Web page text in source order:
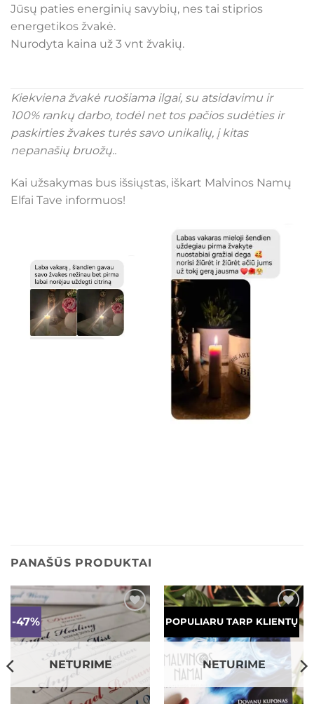
Jūsų paties energinių savybių, nes tai stiprios
energetikos žvakė.
Nurodyta kaina už 3 vnt žvakių.
Kiekviena žvakė ruošiama ilgai, su atsidavimu ir
100% rankų darbo, todėl net tos pačios sudėties ir
paskirties žvakes turės savo unikalių, į kitas
nepanašių bruožų..
Kai užsakymas bus išsiųstas, iškart Malvinos Namų
Elfai Tave informuos!
PANAŠŪS PRODUKTAI
-47% Mėgstamiausias
NETURIME
POPULIARU TARP KLIENTŲ
Mėgstamiausias
NETURIME